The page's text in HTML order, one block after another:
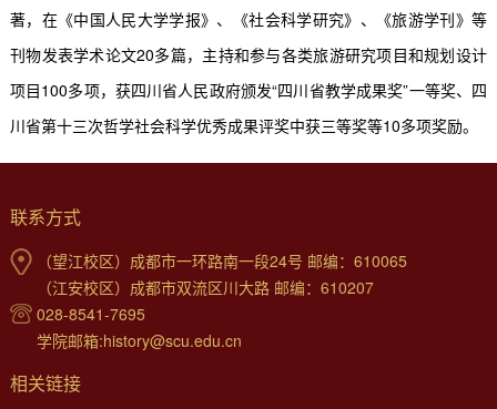
著，在《中国人民大学学报》、《社会科学研究》、《旅游学刊》等
刊物发表学术论文20多篇，主持和参与各类旅游研究项目和规划设计
项目100多项，获四川省人民政府颁发“四川省教学成果奖”一等奖、四
川省第十三次哲学社会科学优秀成果评奖中获三等奖等10多项奖励。
联系方式
（望江校区）成都市一环路南一段24号 邮编：610065
（江安校区）成都市双流区川大路 邮编：610207
028-8541-7695
学院邮箱:history@scu.edu.cn
相关链接